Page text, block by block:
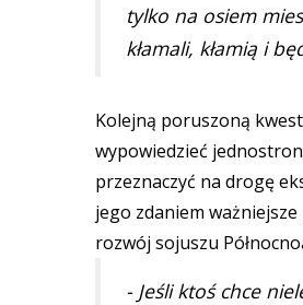
tylko na osiem
kłamali, kłamią i
Kolejną poruszoną
wypowiedzieć
przeznaczyć na drogę
jego zdaniem
rozwój sojuszu
- Jeśli ktoś chce